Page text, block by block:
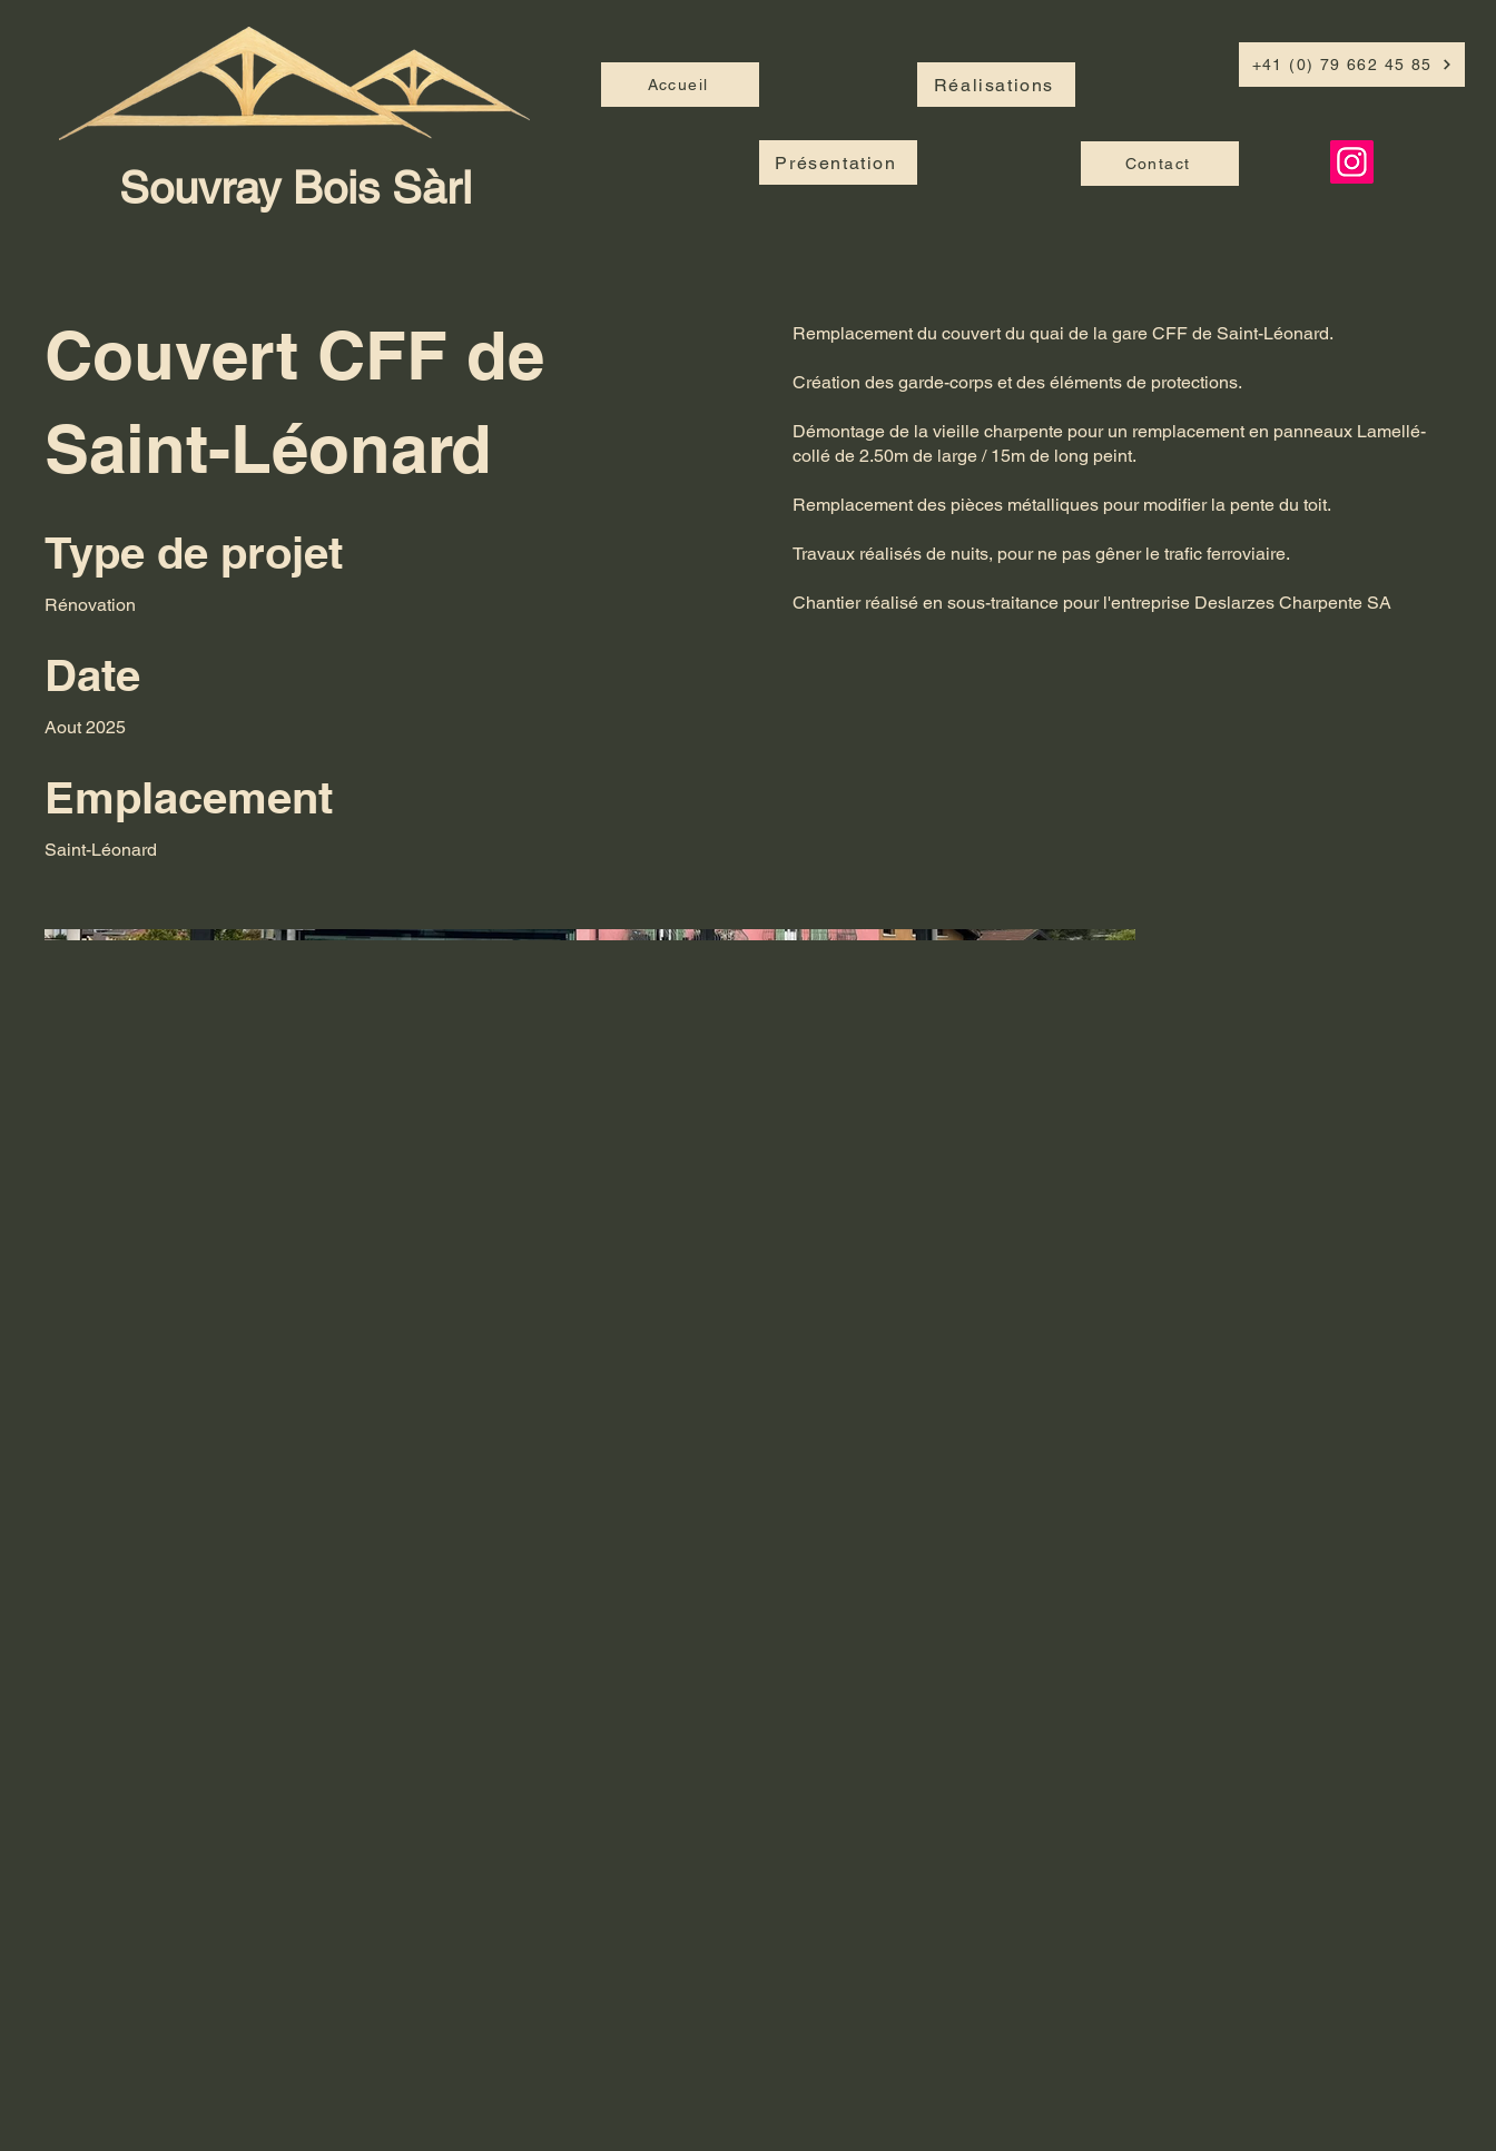
Souvray Bois Sàrl
Accueil Réalisations
+41 (0) 79 662 45 85
Présentation Contact
Couvert CFF de
Saint-Léonard
Type de projet
Rénovation
Date
Aout 2025
Emplacement
Saint-Léonard
Remplacement du couvert du quai de la gare CFF de Saint-Léonard.
Création des garde-corps et des éléments de protections.
Démontage de la vieille charpente pour un remplacement en panneaux Lamellé-
collé de 2.50m de large / 15m de long peint.
Remplacement des pièces métalliques pour modifier la pente du toit.
Travaux réalisés de nuits, pour ne pas gêner le trafic ferroviaire.
Chantier réalisé en sous-traitance pour l'entreprise Deslarzes Charpente SA